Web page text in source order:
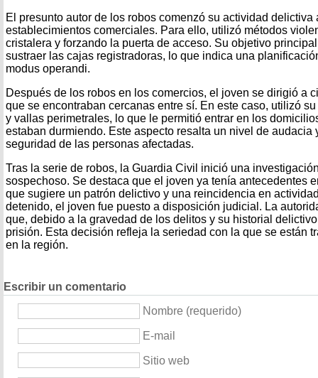
El presunto autor de los robos comenzó su actividad delictiva
establecimientos comerciales. Para ello, utilizó métodos
cristalera y forzando la puerta de acceso. Su objetivo
sustraer las cajas registradoras, lo que indica una
modus operandi.
Después de los robos en los comercios, el joven se dirigió a
que se encontraban cercanas entre sí. En este caso, utilizó
y vallas perimetrales, lo que le permitió entrar en los
estaban durmiendo. Este aspecto resalta un nivel de audacia
seguridad de las personas afectadas.
Tras la serie de robos, la Guardia Civil inició una
sospechoso. Se destaca que el joven ya tenía antecedentes
que sugiere un patrón delictivo y una reincidencia en
detenido, el joven fue puesto a disposición judicial. La
que, debido a la gravedad de los delitos y su historial
prisión. Esta decisión refleja la seriedad con la que se están
en la región.
Escribir un comentario
Nombre (requerido)
E-mail
Sitio web